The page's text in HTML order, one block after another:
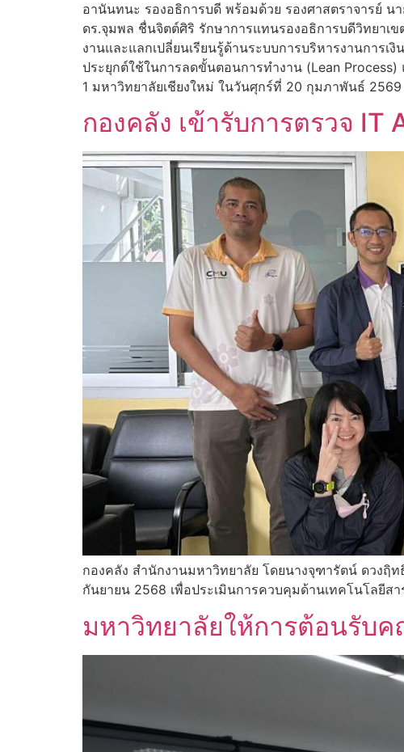
อานันทนะ รองอธิการบดี พร้อมด้วย รองศาสตราจารย์
ดร.จุมพล ชื่นจิตต์ศิริ รักษาการแทนรองอธิการบดีวิทยา
งานและแลกเปลี่ยนเรียนรู้ด้านระบบการบริหารงานการ
ประยุกต์ใช้ในการลดขั้นตอนการทำงาน (Lean
1 มหาวิทยาลัยเชียงใหม่ ในวันศุกร์ที่ 20 กุมภาพันธ์
กองคลัง เข้ารับการตรวจ IT
กองคลัง สำนักงานมหาวิทยาลัย โดยนางจุฑารัตน์ ดวงฤิ
กันยายน 2568 เพื่อประเมินการควบคุมด้านเทคโนโลยี
มหาวิทยาลัยให้การต้อนรับ